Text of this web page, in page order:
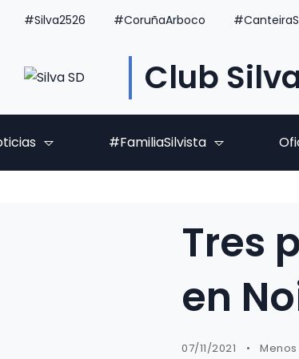
#Silva2526 #CoruñaArboco
Club
#FamiliaSilvista
Tres
en
07/11/2021